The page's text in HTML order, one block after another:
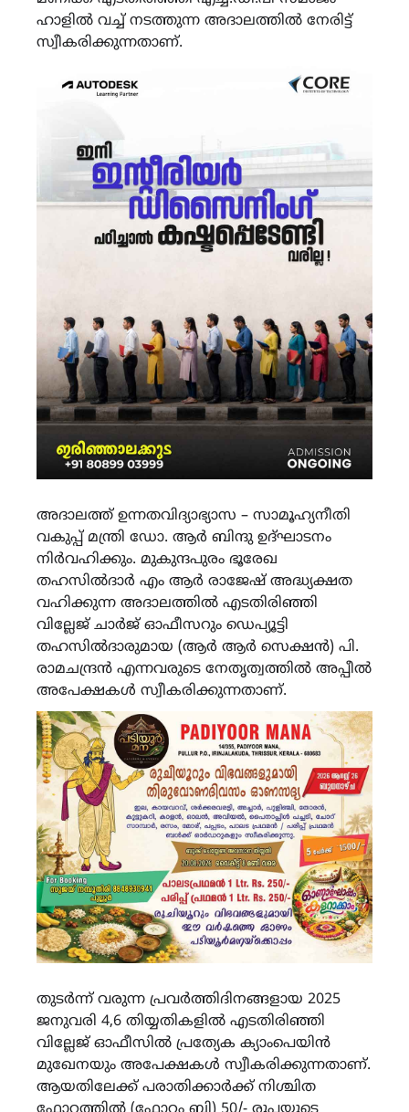
ഹാളില്‍ വച്ച് നടത്തുന്ന അദാലത്തില്‍ നേരിട്ട്
സ്വീകരിക്കുന്നതാണ്.
അദാലത്ത് ഉന്നതവിദ്യാഭ്യാസ – സാമൂഹ്യനീതി
വകുപ്പ് മന്ത്രി ഡോ. ആര്‍ ബിന്ദു ഉദ്ഘാടനം
നിർവഹിക്കും. മുകുന്ദപുരം ഭൂരേഖ
തഹസില്‍ദാര്‍ എം ആർ രാജേഷ് അദ്ധ്യക്ഷത
വഹിക്കുന്ന അദാലത്തില്‍ എടതിരിഞ്ഞി
വില്ലേജ് ചാർജ് ഓഫീസറും ഡെപ്യൂട്ടി
തഹസില്‍ദാരുമായ (ആർ ആർ സെക്ഷന്‍) പി.
രാമചന്ദ്രന്‍ എന്നവരുടെ നേതൃത്വത്തില്‍ അപ്പീല്‍
അപേക്ഷകള്‍ സ്വീകരിക്കുന്നതാണ്.
തുടര്‍ന്ന് വരുന്ന പ്രവര്‍ത്തിദിനങ്ങളായ 2025
ജനുവരി 4,6 തിയ്യതികളില്‍ എടതിരിഞ്ഞി
വില്ലേജ് ഓഫീസില്‍ പ്രത്യേക ക്യാംപെയിന്‍
മുഖേനയും അപേക്ഷകള്‍ സ്വീകരിക്കുന്നതാണ്.
ആയതിലേക്ക് പരാതിക്കാര്‍ക്ക് നിശ്ചിത